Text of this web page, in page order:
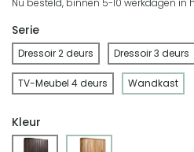
Serie
Dressoir 2 deurs Dressoir 3 deurs
TV-Meubel 4 deurs Wandkast
Kleur